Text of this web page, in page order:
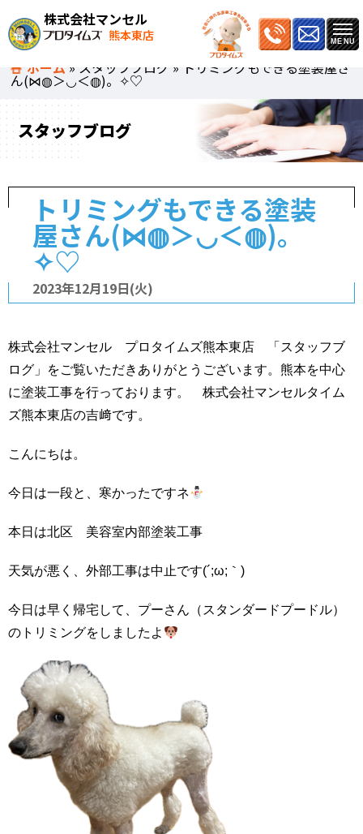
株式会社マンセル
熊本東店
ホーム » スタッフブログ » トリミングもできる塗装屋さ
ん(⋈◍＞◡＜◍)。✧♡
スタッフブログ
トリミングもできる塗装
屋さん(⋈◍＞◡＜◍)。
✧♡
2023年12月19日(火)
株式会社マンセル プロタイムズ熊本東店 「スタッフブ
ログ」をご覧いただきありがとうございます。熊本を中心
に塗装工事を行っております。 株式会社マンセルタイム
ズ熊本東店の吉﨑です。
こんにちは。
今日は一段と、寒かったですネ
本日は北区 美容室内部塗装工事
天気が悪く、外部工事は中止です(´;ω;｀)
今日は早く帰宅して、プーさん（スタンダードプードル）
のトリミングをしましたよ